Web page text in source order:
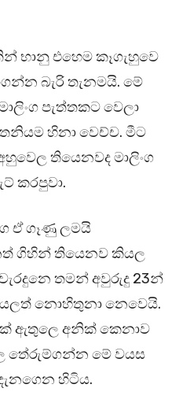
භානු එහෙම කෑගැහුවෙ
බැරි තැනමයි. මේ
පැත්තකට වෙලා
හිනා වෙච්ච. මීට
තියෙනවද මාලිංග
කරපුවා.
ඒ ගෑණු ලමයි
ගිහින් තියෙනව කියල
තමන් අවුරුදු 23න්
නොහිතුනා නෙවෙයි.
ඇතුලෙ අනික් කෙනාව
තේරුම්ගන්න මේ වයස
හිටිය.